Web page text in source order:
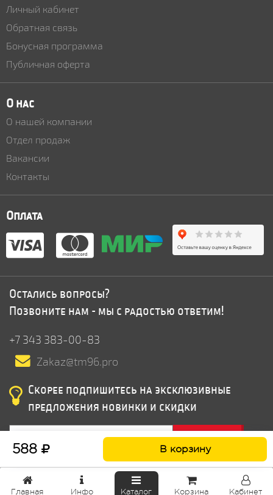
Главная Инфо Каталог Корзина Кабинет
588 В корзину
Личный кабинет
Обратная связь
Бонусная программа
Публичная оферта
О нас
О нашей компании
Отдел продаж
Вакансии
Контакты
Оплата
Остались вопросы?
Позвоните нам - мы с радостью ответим!
+7 343 383-00-83
Zakaz@tm96.pro
Скорее подпишитесь на эксклюзивные
предложения новинки и скидки
Подписатся